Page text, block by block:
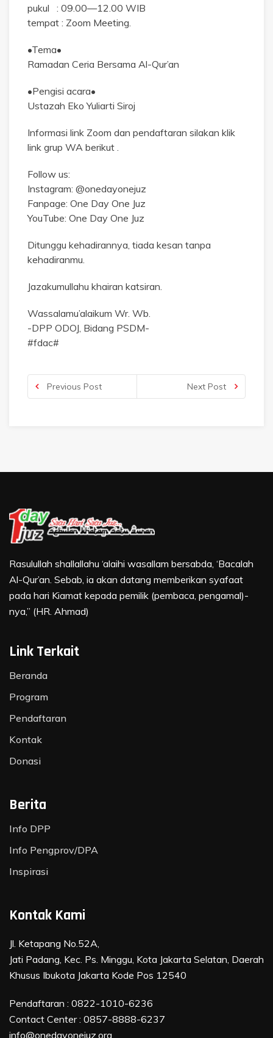
pukul : 09.00—12.00 WIB
tempat : Zoom Meeting.
•Tema•
Ramadan Ceria Bersama Al-Qur’an
•Pengisi acara•
Ustazah Eko Yuliarti Siroj
Informasi link Zoom dan pendaftaran silakan klik
link grup WA berikut .
Follow us:
Instagram: @onedayonejuz
Fanpage: One Day One Juz
YouTube: One Day One Juz
Ditunggu kehadirannya, tiada kesan tanpa
kehadiranmu.
Jazakumullahu khairan katsiran.
Wassalamu’alaikum Wr. Wb.
-DPP ODOJ, Bidang PSDM-
#fdac#
Previous Post Next Post
Rasulullah shallallahu ‘alaihi wasallam bersabda, ‘Bacalah
Al-Qur’an. Sebab, ia akan datang memberikan syafaat
pada hari Kiamat kepada pemilik (pembaca, pengamal)-
nya,” (HR. Ahmad)
Link Terkait
Beranda
Program
Pendaftaran
Kontak
Donasi
Berita
Info DPP
Info Pengprov/DPA
Inspirasi
Kontak Kami
Jl. Ketapang No.52A,
Jati Padang, Kec. Ps. Minggu, Kota Jakarta Selatan, Daerah
Khusus Ibukota Jakarta Kode Pos 12540
Pendaftaran : 0822-1010-6236
Contact Center : 0857-8888-6237
info@onedayonejuz.org